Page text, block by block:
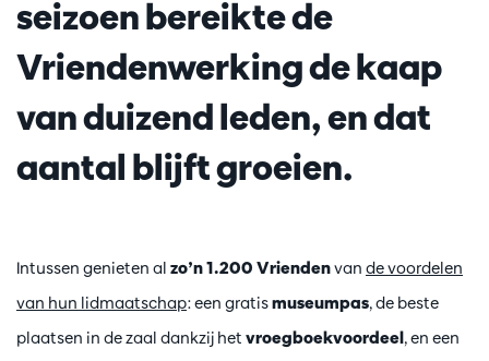
seizoen bereikte de
Vriendenwerking de kaap
van duizend leden, en dat
aantal blijft groeien.
Intussen genieten al zo’n 1.200 Vriendenvan de voordelen
van hun lidmaatschap: een gratismuseumpas, de beste
plaatsen in de zaal dankzij het vroegboekvoordeel, en een